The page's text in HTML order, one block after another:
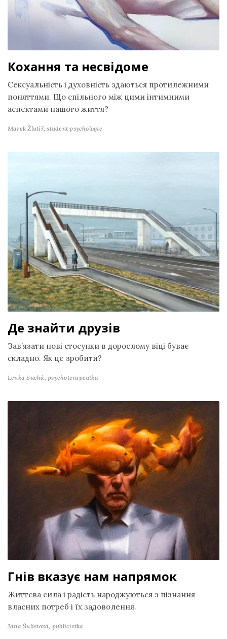
Кохання та несвідоме
Сексуальність і духовність здаються протилежними
поняттями. Що спільного між цими інтимними
аспектами нашого життя?
Marek Žlutíř,student psychologie
Де знайти друзів
Зав’язати нові стосунки в дорослому віці буває
складно. Як це зробити?
Lenka Suchá,psychoterapeutka
Гнів вказує нам напрямок
Життєва сила і радість народжуються з пізнання
власних потреб і їх задоволення.
Jana Šulistová, publicistka